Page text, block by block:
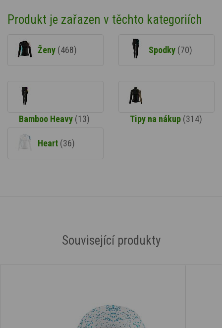
Produkt je zařazen v těchto kategoriích
Ženy (468) Spodky (70)
Bamboo Heavy (13) Tipy na nákup (314)
Heart (36)
Související produkty